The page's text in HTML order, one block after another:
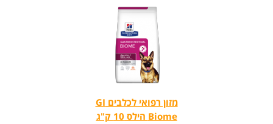
מזון רפואי לכלבים GI
Biome הילס 10 ק"ג